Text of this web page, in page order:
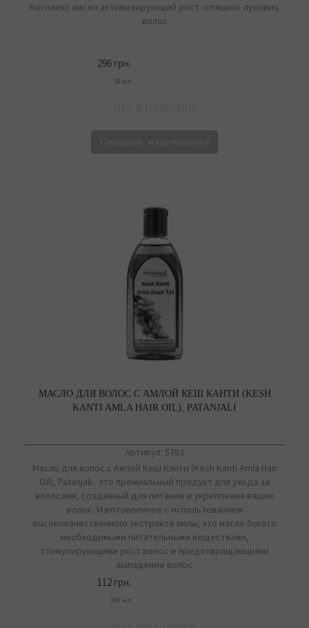
Косплекс масел активизирующий рост «спящих» луковиц
волос
296 грн.
50 мл
МАСЛО ДЛЯ ВОЛОС С АМЛОЙ КЕШ КАНТИ (KESH
KANTI AMLA HAIR OIL), PATANJALI
Артикул: 5783
Масло для волос с Амлой Кеш Канти (Kesh Kanti Amla Hair
Oil), Patanjali - это премиальный продукт для ухода за
волосами, созданный для питания и укрепления ваших
волос. Изготовленное с использованием
высококачественного экстракта амлы, это масло богато
необходимыми питательными веществами,
стимулирующими рост волос и предотвращающими
выпадение волос
112 грн.
100 мл